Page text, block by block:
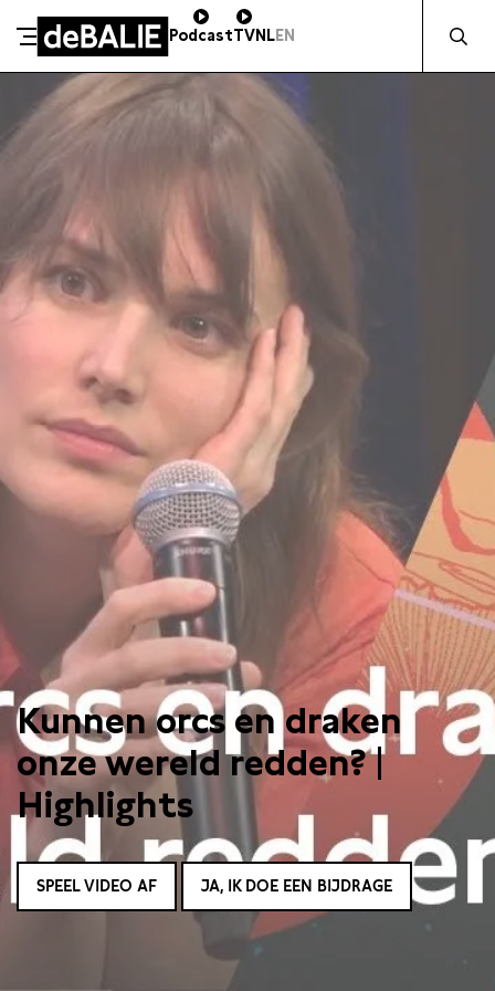
Meteen naar de content
De Balie
PodcastTVNLEN
SCHENK DIRECT
ZAKELIJK STEUNEN
Kleine-Gartmanplantsoen 10
Kassa
020 5535100
14:00–17:00
Café
020 5535100
Kunnen orcs en draken
onze wereld redden? |
Highlights
SPEEL VIDEO AF JA, IK DOE EEN BIJDRAGE